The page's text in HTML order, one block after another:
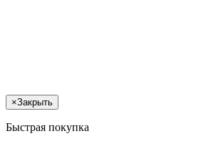
×Закрыть
Быстрая покупка